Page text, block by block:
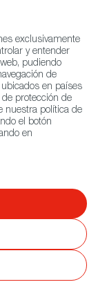
Twitter
Agenda
ningún
exclusivamente
y entender
pudiendo
de
en países
protección de
nuestra política de
el botón
en